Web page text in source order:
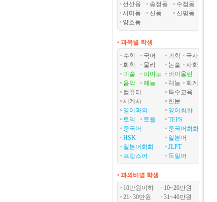
선산읍
송정동
수점동
시미동
신동
신평동
양호동
• 과목별 학생
수학
국어 과학
국사
화학
물리 논술
사회
미술
피아노
바이올린
음악
예능 체능
회계
컴퓨터
특수교육
세계사
한문
영어과외
영어회화
토익
토플
TEPS
중국어
중국어회화
HSK
일본어
일본어회화
JLPT
프랑스어
독일어
• 과외비별 학생
10만원이하
10~20만원
21~30만원
31~40만원